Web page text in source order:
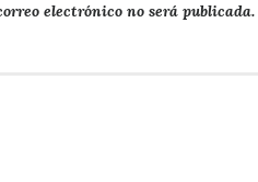
electrónico no será publicada.